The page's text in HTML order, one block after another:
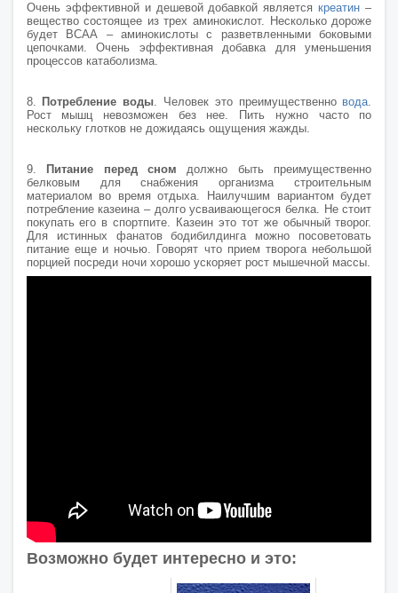
Очень эффективной и дешевой добавкой являетсякреатин –
вещество состоящее из трех аминокислот. Несколько дороже
будет ВСАА – аминокислоты с разветвленными боковыми
цепочками. Очень эффективная добавка для уменьшения
процессов катаболизма.
8. Потребление воды. Человек это преимущественно вода.
Рост мышц невозможен без нее. Пить нужно часто по
нескольку глотков не дожидаясь ощущения жажды.
9. Питание перед сном должно быть преимущественно
белковым для снабжения организма строительным
материалом во время отдыха. Наилучшим вариантом будет
потребление казеина – долго усваивающегося белка. Не стоит
покупать его в спортпите. Казеин это тот же обычный творог.
Для истинных фанатов бодибилдинга можно посоветовать
питание еще и ночью. Говорят что прием творога небольшой
порцией посреди ночи хорошо ускоряет рост мышечной массы.
Возможно будет интересно и это: